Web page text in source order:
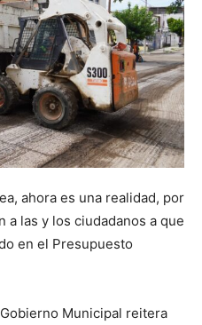
ahora es una realidad, por
a las y los ciudadanos a que
en el Presupuesto
Municipal reitera